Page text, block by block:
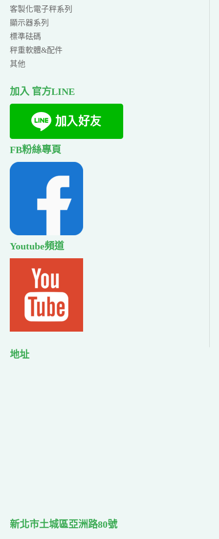
客製化電子秤系列
顯示器系列
標準砝碼
秤重軟體&配件
其他
加入 官方LINE
FB粉絲專頁
Youtube頻道
地址
新北市土城區亞洲路80號